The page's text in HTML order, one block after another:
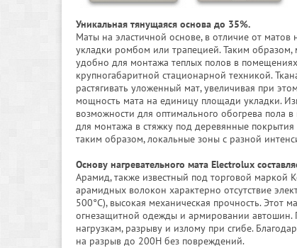
Уникальная тянущаяся основа до 35%.
Маты на эластичной основе, в отличие от
укладки ромбом или трапецией. Таким образом,
удобно для монтажа теплых полов в
крупногабаритной стационарной техникой.
растягивать уложенный мат, увеличивая при
мощность мата на единицу площади укладки.
возможности для оптимального обогрева пола
для монтажа в стяжку под деревянные
таким образом, локальные зоны с разной
Основу нагревательного мата Electrolux
Арамид, также известный под торговой маркой
арамидных волокон характерно отсутствие
500°С), высокая механическая прочность. Этот
огнезащитной одежды и армировании автошин.
нагрузкам, разрыву и излому при сгибе.
на разрыв до 200Н без повреждений.